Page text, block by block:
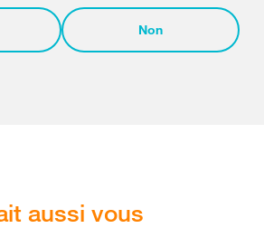
Non
aussi vous